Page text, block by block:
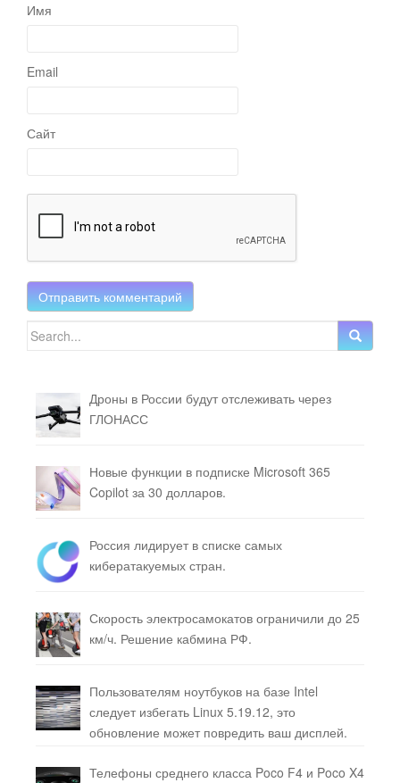
Имя
Email
Сайт
Search for:
Дроны в России будут отслеживать через
ГЛОНАСС
Новые функции в подписке Microsoft 365
Copilot за 30 долларов.
Россия лидирует в списке самых
кибератакуемых стран.
Скорость электросамокатов ограничили до 25
км/ч. Решение кабмина РФ.
Пользователям ноутбуков на базе Intel
следует избегать Linux 5.19.12, это
обновление может повредить ваш дисплей.
Телефоны среднего класса Poco F4 и Poco X4